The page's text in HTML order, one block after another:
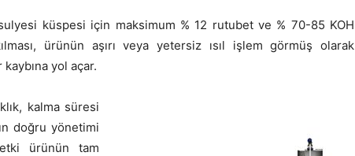
küspesi için maksimum % 12 rutubet ve % 70-85 KOH
ürünün aşırı veya yetersiz ısıl işlem görmüş olarak
yol açar.
kalma süresi
doğru yönetimi
ürünün tam